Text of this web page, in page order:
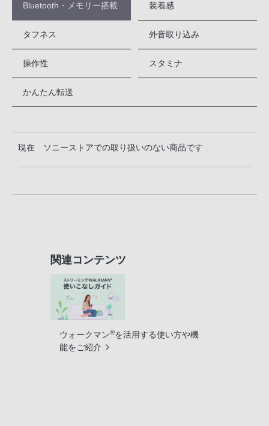
Bluetooth・メモリー搭載 装着感
タフネス 外音取り込み
操作性 スタミナ
かんたん転送
現在 ソニーストアでの取り扱いのない商品です
関連コンテンツ
ウォークマン®を活用する使い方や機
能をご紹介